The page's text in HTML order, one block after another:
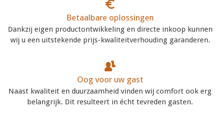
Betaalbare oplossingen
Dankzij eigen productontwikkeling en directe inkoop kunnen
wij u een uitstekende prijs-kwaliteitverhouding garanderen.
Oog voor uw gast
Naast kwaliteit en duurzaamheid vinden wij comfort ook erg
belangrijk. Dit resulteert in écht tevreden gasten.